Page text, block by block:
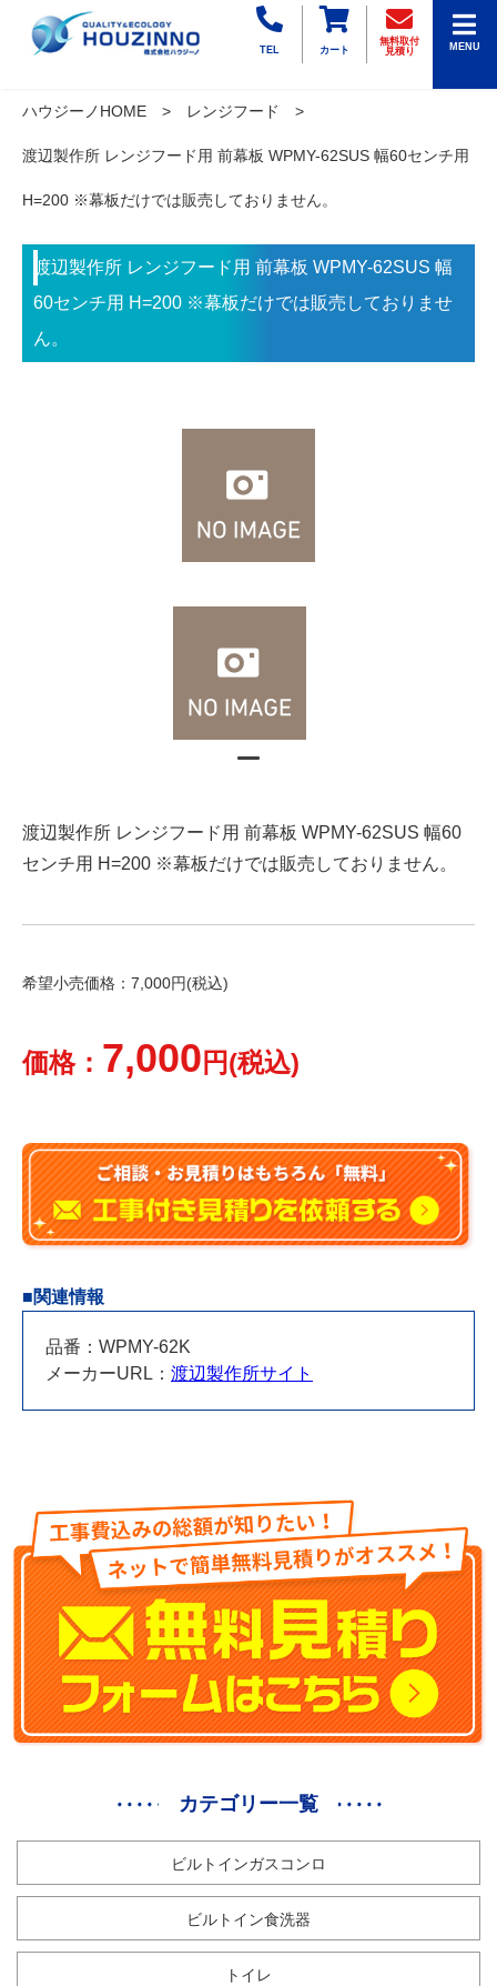
TEL カート
無料取付
見積り
MENU
ハウジーノHOME レンジフード
渡辺製作所 レンジフード用 前幕板 WPMY-62SUS 幅60センチ用
H=200 ※幕板だけでは販売しておりません。
渡辺製作所 レンジフード用 前幕板 WPMY-62SUS 幅
60センチ用 H=200 ※幕板だけでは販売しておりませ
ん。
渡辺製作所 レンジフード用 前幕板 WPMY-62SUS 幅60
センチ用 H=200 ※幕板だけでは販売しておりません。
希望小売価格：7,000円(税込)
価格： 7,000 円(税込)
■関連情報
品番：WPMY-62K
メーカーURL： 渡辺製作所サイト
カテゴリー一覧
ビルトインガスコンロ
ビルトイン食洗器
トイレ